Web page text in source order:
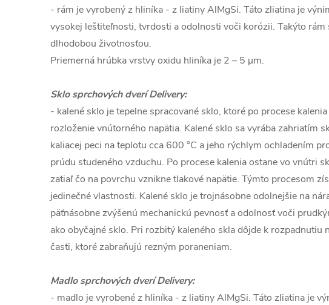
- rám je vyrobený z hliníka - z liatiny AlMgSi. Táto zliatina je
vysokej leštiteľnosti, tvrdosti a odolnosti voči korózii. Takýto rám
dlhodobou životnosťou.
Priemerná hrúbka vrstvy oxidu hliníka je 2 – 5 µm.
Sklo sprchových dverí Delivery:
- kalené sklo je tepelne spracované sklo, ktoré po procese
rozloženie vnútorného napätia. Kalené sklo sa vyrába zahriatím
kaliacej peci na teplotu cca 600 °C a jeho rýchlym ochladením
prúdu studeného vzduchu. Po procese kalenia ostane vo vnútri
zatiaľ čo na povrchu vznikne tlakové napätie. Týmto procesom
jedinečné vlastnosti. Kalené sklo je trojnásobne odolnejšie na
päťnásobne zvýšenú mechanickú pevnosť a odolnosť voči
ako obyčajné sklo. Pri rozbitý kaleného skla dôjde k rozpadnutiu
časti, ktoré zabraňujú rezným poraneniam.
Madlo sprchových dverí Delivery:
- madlo je vyrobené z hliníka - z liatiny AlMgSi. Táto zliatina je